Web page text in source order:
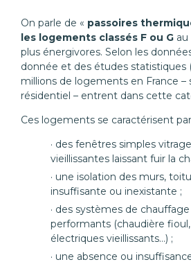
On parle de « passoires
les logements classés F ou G au
plus énergivores. Selon les
donnée et des études statistiques
millions de logements en France –
résidentiel – entrent dans cette
Ces logements se caractérisent
des fenêtres simples
vieillissantes laissant fuir la
une isolation des murs,
insuffisante ou inexistante ;
des systèmes de
performants (chaudière
électriques vieillissants…) ;
une absence ou